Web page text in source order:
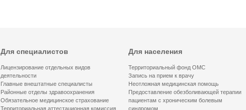
Для специалистов
Лицензирование отдельных видов
деятельности
Главные внештатные специалисты
Районные отделы здравоохранения
Обязательное медицинское страхование
Территориальная аттестационная комиссия
Для населения
Территориальный фонд ОМС
Запись на прием к врачу
Неотложная медицинская помощь
Предоставление обезболивающей терапии
пациентам с хроническим болевым
синдромом